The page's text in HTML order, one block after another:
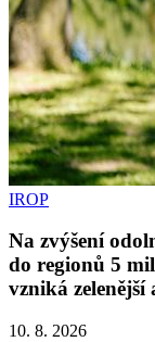
IROP
Na zvýšení
do regionů 5
vzniká
10. 8. 2026